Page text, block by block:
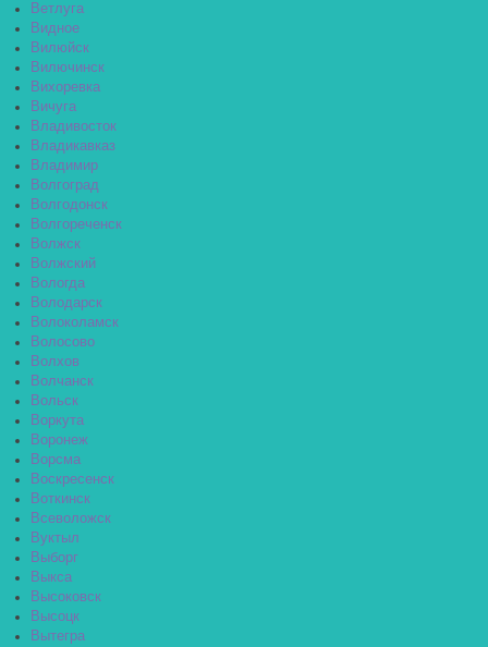
Ветлуга
Видное
Вилюйск
Вилючинск
Вихоревка
Вичуга
Владивосток
Владикавказ
Владимир
Волгоград
Волгодонск
Волгореченск
Волжск
Волжский
Вологда
Володарск
Волоколамск
Волосово
Волхов
Волчанск
Вольск
Воркута
Воронеж
Ворсма
Воскресенск
Воткинск
Всеволожск
Вуктыл
Выборг
Выкса
Высоковск
Высоцк
Вытегра